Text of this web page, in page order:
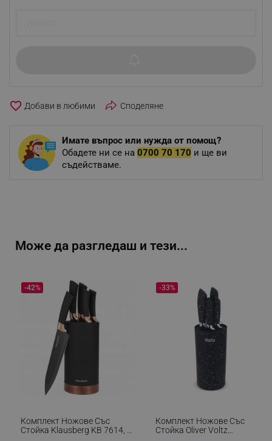
favorite_border Споделяне
Имате въпрос или нужда от помощ?
Обадете ни се на 0700 70 170 и ще ви
съдействаме.
Може да разгледаш и тези...
Комплект Ножове Със
Стойка Klausberg KB 7614, 6
-42%
Комплект Ножове Със
Стойка Oliver Voltz
-33%